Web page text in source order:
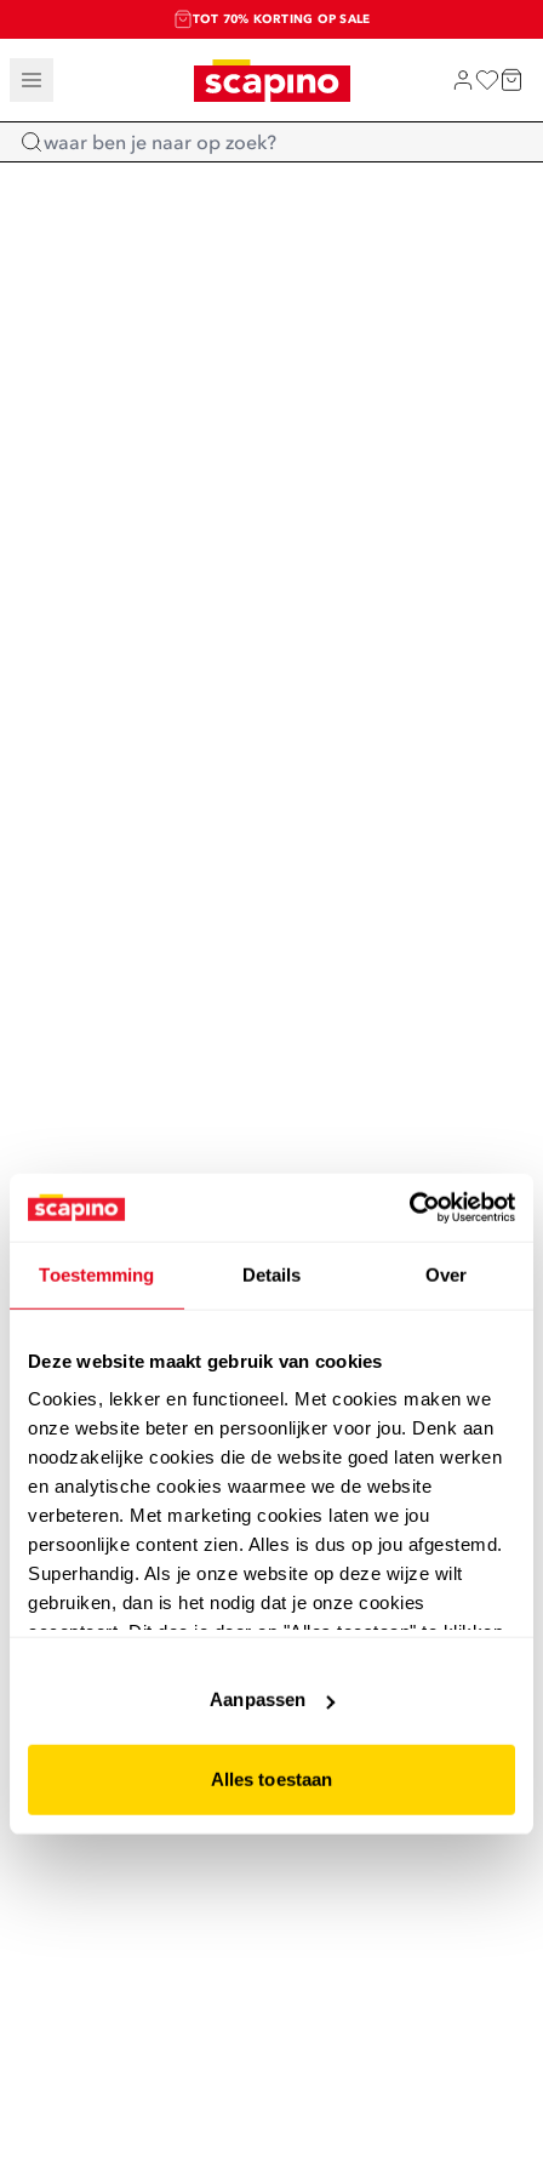
Toestemming Details Over
Deze website maakt gebruik van cookies
Cookies, lekker en functioneel. Met cookies maken we
onze website beter en persoonlijker voor jou. Denk aan
noodzakelijke cookies die de website goed laten werken
en analytische cookies waarmee we de website
verbeteren. Met marketing cookies laten we jou
persoonlijke content zien. Alles is dus op jou afgestemd.
Superhandig. Als je onze website op deze wijze wilt
gebruiken, dan is het nodig dat je onze cookies
accepteert. Dit doe je door op "Alles toestaan" te klikken.
website niet optimaal functioneert.
Aanpassen
Alles toestaan
TOT 70% KORTING OP SALE
SALE: LAATSTE KANS!
SHOP NIEUW
Home